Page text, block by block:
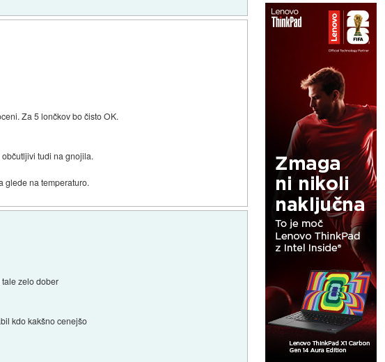
Za 5 lončkov bo čisto OK.
tudi na gnojila.
glede na temperaturo.
zelo dober
kdo kakšno cenejšo